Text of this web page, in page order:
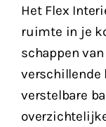
Het Flex
ruimte in je
schappen
verschillende
verstelbare